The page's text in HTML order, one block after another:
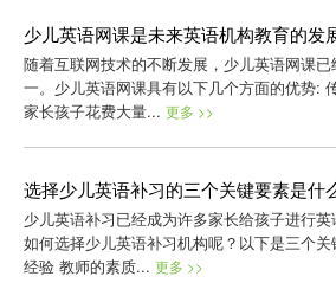
少儿英语网课是未来英语机构教育的发
随着互联网技术的不断发展，少儿英语网课
一。少儿英语网课具有以下几个方面的优势:
家长孩子花费大量... 更多 >>
选择少儿英语补习的三个关键要素是什
少儿英语补习已经成为许多家长给孩子进行
如何选择少儿英语补习机构呢？以下是三个
经验 教师的素质... 更多 >>